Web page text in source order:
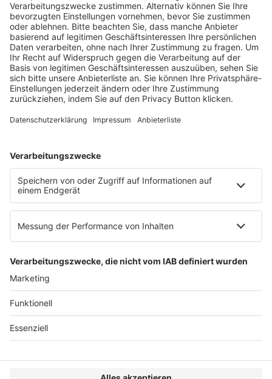
Fachmedien Recht und Wirtschaft
Ein Fachbereich der
dfv Mediengruppe
Mainzer Landstr. 251
60326 Frankfurt am Main
E-Mail:info@ruw.de
Web:https://www.ruw.de
AGB
Datenschutzerklärung
Genderhinweis
Cookie-Einstellungen